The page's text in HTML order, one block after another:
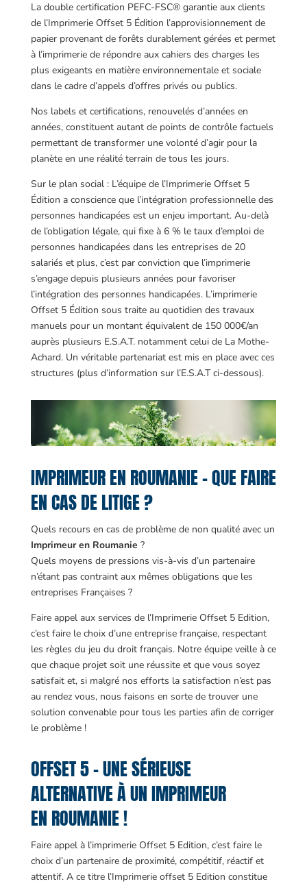
La double certification PEFC-FSC® garantie aux clients
de l’Imprimerie Offset 5 Édition l’approvisionnement de
papier provenant de forêts durablement gérées et permet
à l’imprimerie de répondre aux cahiers des charges les
plus exigeants en matière environnementale et sociale
dans le cadre d’appels d’offres privés ou publics.
Nos labels et certifications, renouvelés d’années en
années, constituent autant de points de contrôle factuels
permettant de transformer une volonté d’agir pour la
planète en une réalité terrain de tous les jours.
Sur le plan social : L’équipe de l’Imprimerie Offset 5
Édition a conscience que l’intégration professionnelle des
personnes handicapées est un enjeu important. Au-delà
de l’obligation légale, qui fixe à 6 % le taux d’emploi de
personnes handicapées dans les entreprises de 20
salariés et plus, c’est par conviction que l’imprimerie
s’engage depuis plusieurs années pour favoriser
l’intégration des personnes handicapées. L’imprimerie
Offset 5 Édition sous traite au quotidien des travaux
manuels pour un montant équivalent de 150 000€/an
auprès plusieurs E.S.A.T. notamment celui de La Mothe-
Achard. Un véritable partenariat est mis en place avec ces
structures (plus d’information sur l’E.S.A.T ci-dessous).
IMPRIMEUR EN ROUMANIE – QUE FAIRE
EN CAS DE LITIGE ?
Quels recours en cas de problème de non qualité avec un
Imprimeur en Roumanie ?
Quels moyens de pressions vis-à-vis d’un partenaire
n’étant pas contraint aux mêmes obligations que les
entreprises Françaises ?
Faire appel aux services de l’Imprimerie Offset 5 Edition,
c’est faire le choix d’une entreprise française, respectant
les règles du jeu du droit français. Notre équipe veille à ce
que chaque projet soit une réussite et que vous soyez
satisfait et, si malgré nos efforts la satisfaction n’est pas
au rendez vous, nous faisons en sorte de trouver une
solution convenable pour tous les parties afin de corriger
le problème !
OFFSET 5 – UNE SÉRIEUSE
ALTERNATIVE À UN IMPRIMEUR
EN ROUMANIE !
Faire appel à l’imprimerie Offset 5 Edition, c’est faire le
choix d’un partenaire de proximité, compétitif, réactif et
attentif. A ce titre l’Imprimerie offset 5 Edition constitue